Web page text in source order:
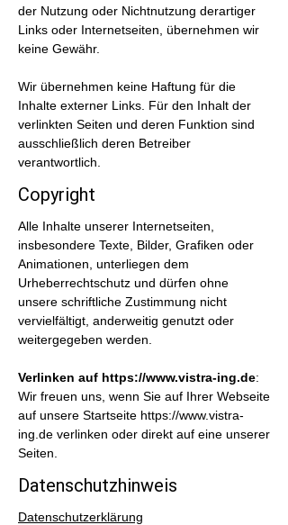
der Nutzung oder Nichtnutzung derartiger
Links oder Internetseiten, übernehmen wir
keine Gewähr.
Wir übernehmen keine Haftung für die
Inhalte externer Links. Für den Inhalt der
verlinkten Seiten und deren Funktion sind
ausschließlich deren Betreiber
verantwortlich.
Copyright
Alle Inhalte unserer Internetseiten,
insbesondere Texte, Bilder, Grafiken oder
Animationen, unterliegen dem
Urheberrechtschutz und dürfen ohne
unsere schriftliche Zustimmung nicht
vervielfältigt, anderweitig genutzt oder
weitergegeben werden.
Verlinken auf https://www.vistra-ing.de:
Wir freuen uns, wenn Sie auf Ihrer Webseite
auf unsere Startseite https://www.vistra-
ing.de verlinken oder direkt auf eine unserer
Seiten.
Datenschutzhinweis
Datenschutzerklärung